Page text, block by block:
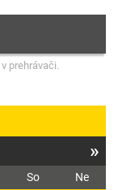
v prehrávači.
»
So
Ne